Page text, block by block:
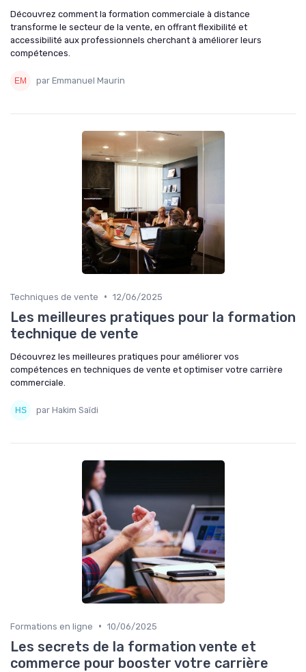
Découvrez comment la formation commerciale à distance
transforme le secteur de la vente, en offrant flexibilité et
accessibilité aux professionnels cherchant à améliorer leurs
compétences.
par Emmanuel Maurin
Techniques de vente • 12/06/2025
Les meilleures pratiques pour la formation
technique de vente
Découvrez les meilleures pratiques pour améliorer vos
compétences en techniques de vente et optimiser votre carrière
commerciale.
par Hakim Saïdi
Formations en ligne • 10/06/2025
Les secrets de la formation vente et
commerce pour booster votre carrière